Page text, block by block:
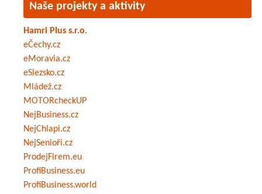
Naše projekty a aktivity
Hamri Plus s.r.o.
eČechy.cz
eMoravia.cz
eSlezsko.cz
Mládež.cz
MOTORcheckUP
NejBusiness.cz
NejChlapi.cz
NejSenioři.cz
ProdejFirem.eu
ProfiBusiness.eu
ProfiBusiness.world